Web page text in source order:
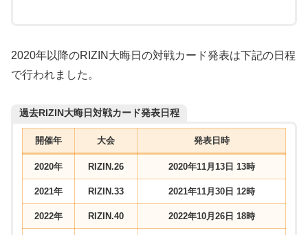
2020年以降のRIZIN大晦日の対戦カード発表は下記の日程
で行われました。
過去RIZIN大晦日対戦カード発表日程
開催年 大会 発表日時
2020年 RIZIN.26 2020年11月13日 13時
2021年 RIZIN.33 2021年11月30日 12時
2022年 RIZIN.40 2022年10月26日 18時